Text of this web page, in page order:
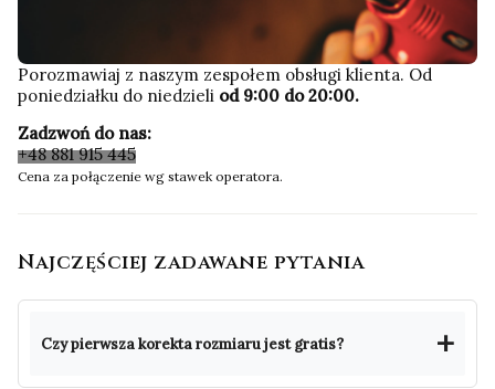
Porozmawiaj z naszym zespołem obsługi klienta. Od
poniedziałku do niedzieli od 9:00 do 20:00.
Zadzwoń do nas:
+48 881 915 445
Cena za połączenie wg stawek operatora.
Najczęściej zadawane pytania
Czy pierwsza korekta rozmiaru jest gratis?